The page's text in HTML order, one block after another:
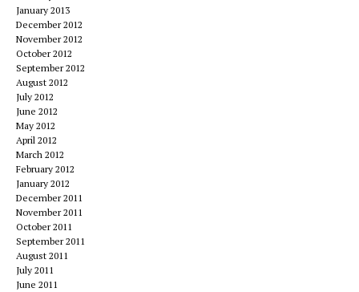
January 2013
December 2012
November 2012
October 2012
September 2012
August 2012
July 2012
June 2012
May 2012
April 2012
March 2012
February 2012
January 2012
December 2011
November 2011
October 2011
September 2011
August 2011
July 2011
June 2011